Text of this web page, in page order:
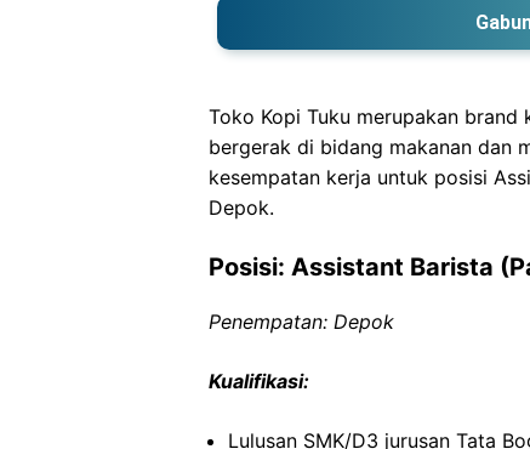
Toko Kopi Tuku merupakan
bergerak di bidang makanan dan
kesempatan kerja untuk posisi
Depok.
Posisi: Assistant Barista
Penempatan: Depok
Kualifikasi:
Lulusan SMK/D3 jurusan Tata